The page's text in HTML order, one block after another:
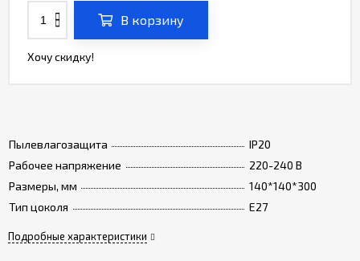
Пылевлагозащита
IP20
Рабочее напряжение
220-240 В
Размеры, мм
140*140*300
Тип цоколя
Е27
Подробные характеристики
В корзину
Хочу скидку!